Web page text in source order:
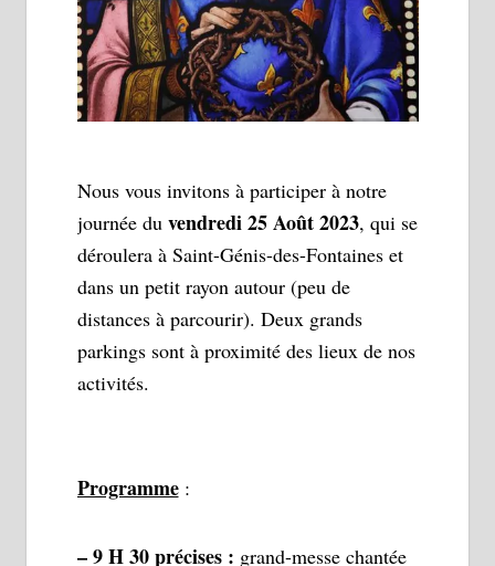
Nous vous invitons à participer à notre
journée du vendredi 25 Août 2023, qui se
déroulera à Saint-Génis-des-Fontaines et
dans un petit rayon autour (peu de
distances à parcourir). Deux grands
parkings sont à proximité des lieux de nos
activités.
Programme:
– 9 H 30 précises : grand-messe chantée